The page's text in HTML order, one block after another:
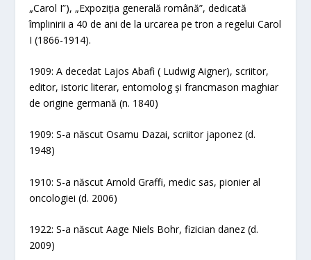
„Carol I”), „Expoziția generală română”, dedicată
împlinirii a 40 de ani de la urcarea pe tron a regelui Carol
I (1866-1914).
1909: A decedat Lajos Abafi ( Ludwig Aigner), scriitor,
editor, istoric literar, entomolog și francmason maghiar
de origine germană (n. 1840)
1909: S-a născut Osamu Dazai, scriitor japonez (d.
1948)
1910: S-a născut Arnold Graffi, medic sas, pionier al
oncologiei (d. 2006)
1922: S-a născut Aage Niels Bohr, fizician danez (d.
2009)